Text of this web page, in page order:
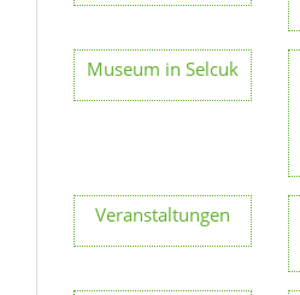
Museum in Selcuk
Veranstaltungen